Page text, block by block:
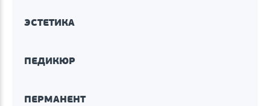
ЭСТЕТИКА
ПЕДИКЮР
ПЕРМАНЕНТ